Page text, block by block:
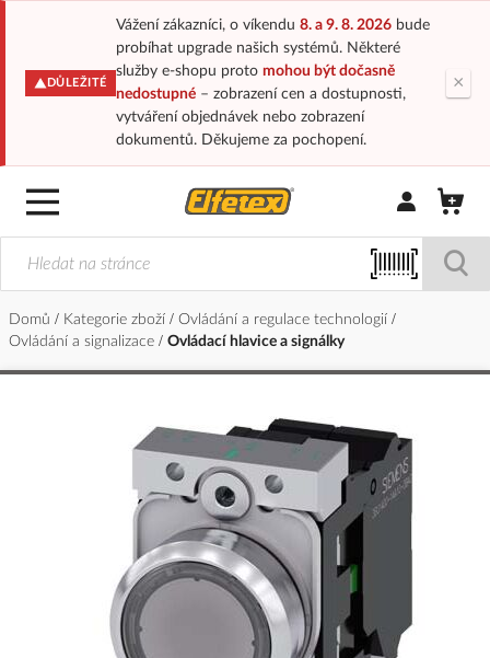
DŮLEŽITÉ
Vážení zákazníci, o víkendu 8. a 9. 8. 2026bude
probíhat upgrade našich systémů. Některé
služby e-shopu proto mohou být dočasně
nedostupné– zobrazení cen a dostupnosti,
vytváření objednávek nebo zobrazení
dokumentů. Děkujeme za pochopení.
×
Přihlásit/
Domů Kategorie zboží
Ovládání a regulace technologií
Ovládání a signalizace
Ovládací hlavice a signálky